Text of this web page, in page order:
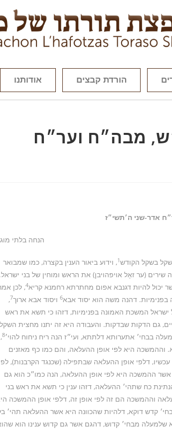
הורדת קבצים אודותנו
מבה״ח וער״ח
אדר-שני ה׳תשי״ז
הנחה בלתי
בשקל הקודש1, וידוע ביאור הענין בקצרה, כמו שמבואר
(ער זאָל אויפהויבן) את הראש ומוחין של בני
יכול להיות דגנבא אפום מחתרתא רחמנא קריא4, לכן
דהנה משה הוא יסוד אבא6 ויסוד אבא ארוך7
,
המשכת האמונה בפנימיות, דזהו כי תשא את ראש
גם הדקות שבדקות. והעבודה היא זה יתנו מחצית השקל
בבחי׳ אתערותא דלתתא, ועי״ז הנה ריח ניחוח להוי׳8
,
היא לפי אופן ההעלאה, והם כמו כף מאזנים
דלפי אופן ההעלאה שבתפילה (שכנגד הקרבנות),
ההמשכה היא לפי אופן ההעלאה, הנה כמו״כ הוא גם
כח שתהי׳ ההעלאה, דזהו ענין כי תשא את ראש בני
וההמשכה הם זה לפי אופן זה, דלפי אופן ההמשכה
קדש דוקא, דלהיות שהכוונה היא אשר ההעלאה תהי׳
מבחי׳ קדוש, דהגם אשר גם קדוש ענינו הוא